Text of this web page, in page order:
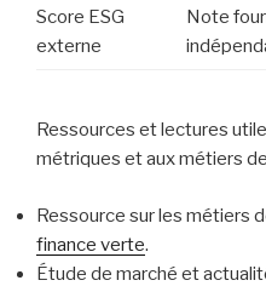
Score ESG
externe
Note
Ressources et lectures
métriques et aux métiers
Ressource sur les métiers
finance verte.
Étude de marché et